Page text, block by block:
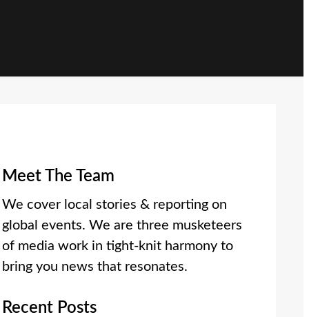
Meet The Team
We cover local stories & reporting on
global events. We are three musketeers
of media work in tight-knit harmony to
bring you news that resonates.
Recent Posts